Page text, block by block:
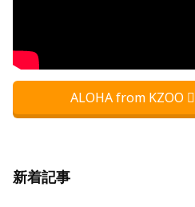
ALOHA from KZOO
新着記事